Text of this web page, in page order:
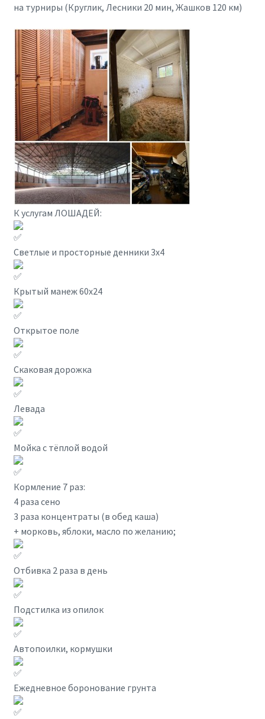
на турниры (Круглик, Лесники 20 мин, Жашков 120 км)
К услугам ЛОШАДЕЙ:
Светлые и просторные денники 3х4
Крытый манеж 60х24
Открытое поле
Скаковая дорожка
Левада
Мойка с тёплой водой
Кормление 7 раз:
4 раза сено
3 раза концентраты (в обед каша)
+ морковь, яблоки, масло по желанию;
Отбивка 2 раза в день
Подстилка из опилок
Автопоилки, кормушки
Ежедневное боронование грунта